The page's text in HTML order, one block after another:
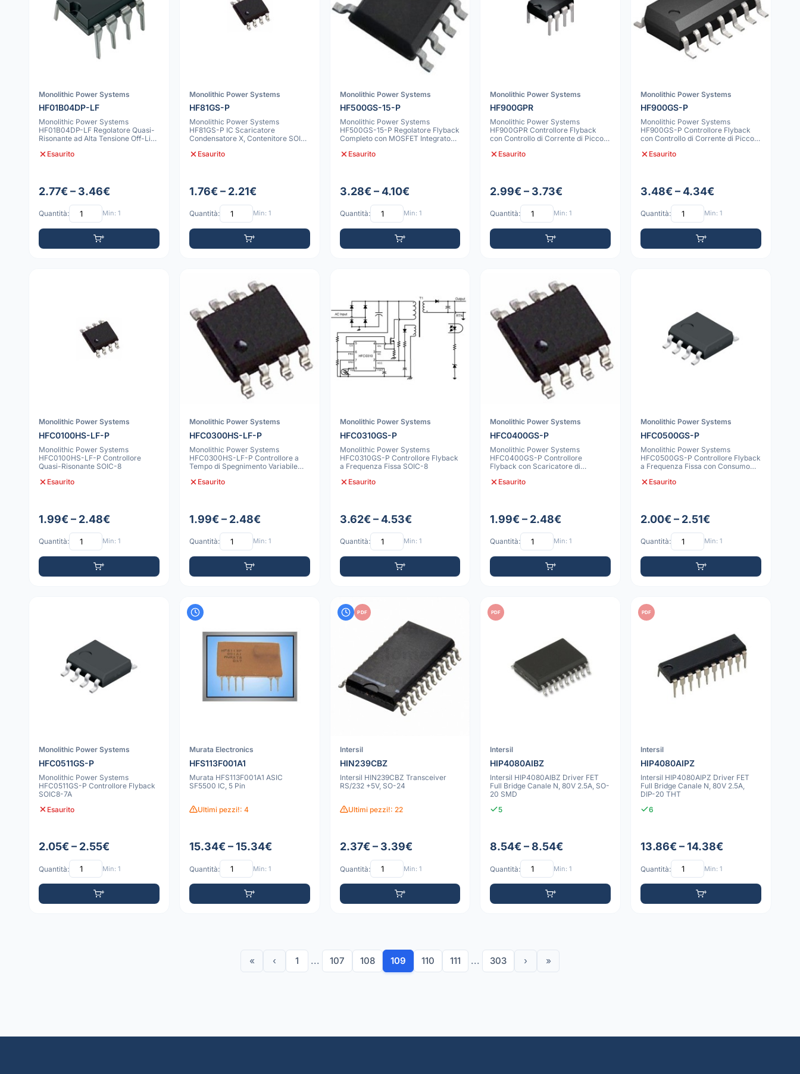
Monolithic Power Systems
HF01B04DP-LF
Monolithic Power Systems
HF01B04DP-LF Regolatore Quasi-
Risonante ad Alta Tensione Off-Line
Esaurito
2.77€ – 3.46€
Quantità: Min: 1
Monolithic Power Systems
HF81GS-P
Monolithic Power Systems
HF81GS-P IC Scaricatore
Condensatore X, Contenitore SOIC-
Esaurito
1.76€ – 2.21€
Quantità: Min: 1
Monolithic Power Systems
HF500GS-15-P
Monolithic Power Systems
HF500GS-15-P Regolatore Flyback
Completo con MOSFET Integrato
Esaurito
3.28€ – 4.10€
Quantità: Min: 1
Monolithic Power Systems
HF900GPR
Monolithic Power Systems
HF900GPR Controllore Flyback
con Controllo di Corrente di Picco
Esaurito
2.99€ – 3.73€
Quantità: Min: 1
Monolithic Power Systems
HF900GS-P
Monolithic Power Systems
HF900GS-P Controllore Flyback
con Controllo di Corrente di Picco
Esaurito
3.48€ – 4.34€
Quantità: Min: 1
Monolithic Power Systems
HFC0100HS-LF-P
Monolithic Power Systems
HFC0100HS-LF-P Controllore
Quasi-Risonante SOIC-8
Esaurito
1.99€ – 2.48€
Quantità: Min: 1
Monolithic Power Systems
HFC0300HS-LF-P
Monolithic Power Systems
HFC0300HS-LF-P Controllore a
Tempo di Spegnimento Variabile
Esaurito
1.99€ – 2.48€
Quantità: Min: 1
Monolithic Power Systems
HFC0310GS-P
Monolithic Power Systems
HFC0310GS-P Controllore Flyback
a Frequenza Fissa SOIC-8
Esaurito
3.62€ – 4.53€
Quantità: Min: 1
Monolithic Power Systems
HFC0400GS-P
Monolithic Power Systems
HFC0400GS-P Controllore
Flyback con Scaricatore di
Esaurito
1.99€ – 2.48€
Quantità: Min: 1
Monolithic Power Systems
HFC0500GS-P
Monolithic Power Systems
HFC0500GS-P Controllore Flyback
a Frequenza Fissa con Consumo
Esaurito
2.00€ – 2.51€
Quantità: Min: 1
Monolithic Power Systems
HFC0511GS-P
Monolithic Power Systems
HFC0511GS-P Controllore Flyback
SOIC8-7A
Esaurito
2.05€ – 2.55€
Quantità: Min: 1
Murata Electronics
HFS113F001A1
Murata HFS113F001A1 ASIC
SF5500 IC, 5 Pin
Ultimi pezzi!: 4
15.34€ – 15.34€
Quantità: Min: 1
PDF
Intersil
HIN239CBZ
Intersil HIN239CBZ Transceiver
RS/232 +5V, SO-24
Ultimi pezzi!: 22
2.37€ – 3.39€
Quantità: Min: 1
PDF
Intersil
HIP4080AIBZ
Intersil HIP4080AIBZ Driver FET
Full Bridge Canale N, 80V 2.5A, SO-
20 SMD
5
8.54€ – 8.54€
Quantità: Min: 1
PDF
Intersil
HIP4080AIPZ
Intersil HIP4080AIPZ Driver FET
Full Bridge Canale N, 80V 2.5A,
DIP-20 THT
6
13.86€ – 14.38€
Quantità: Min: 1
« ‹ 1 ... 107 108 109 110 111 ... 303 › »